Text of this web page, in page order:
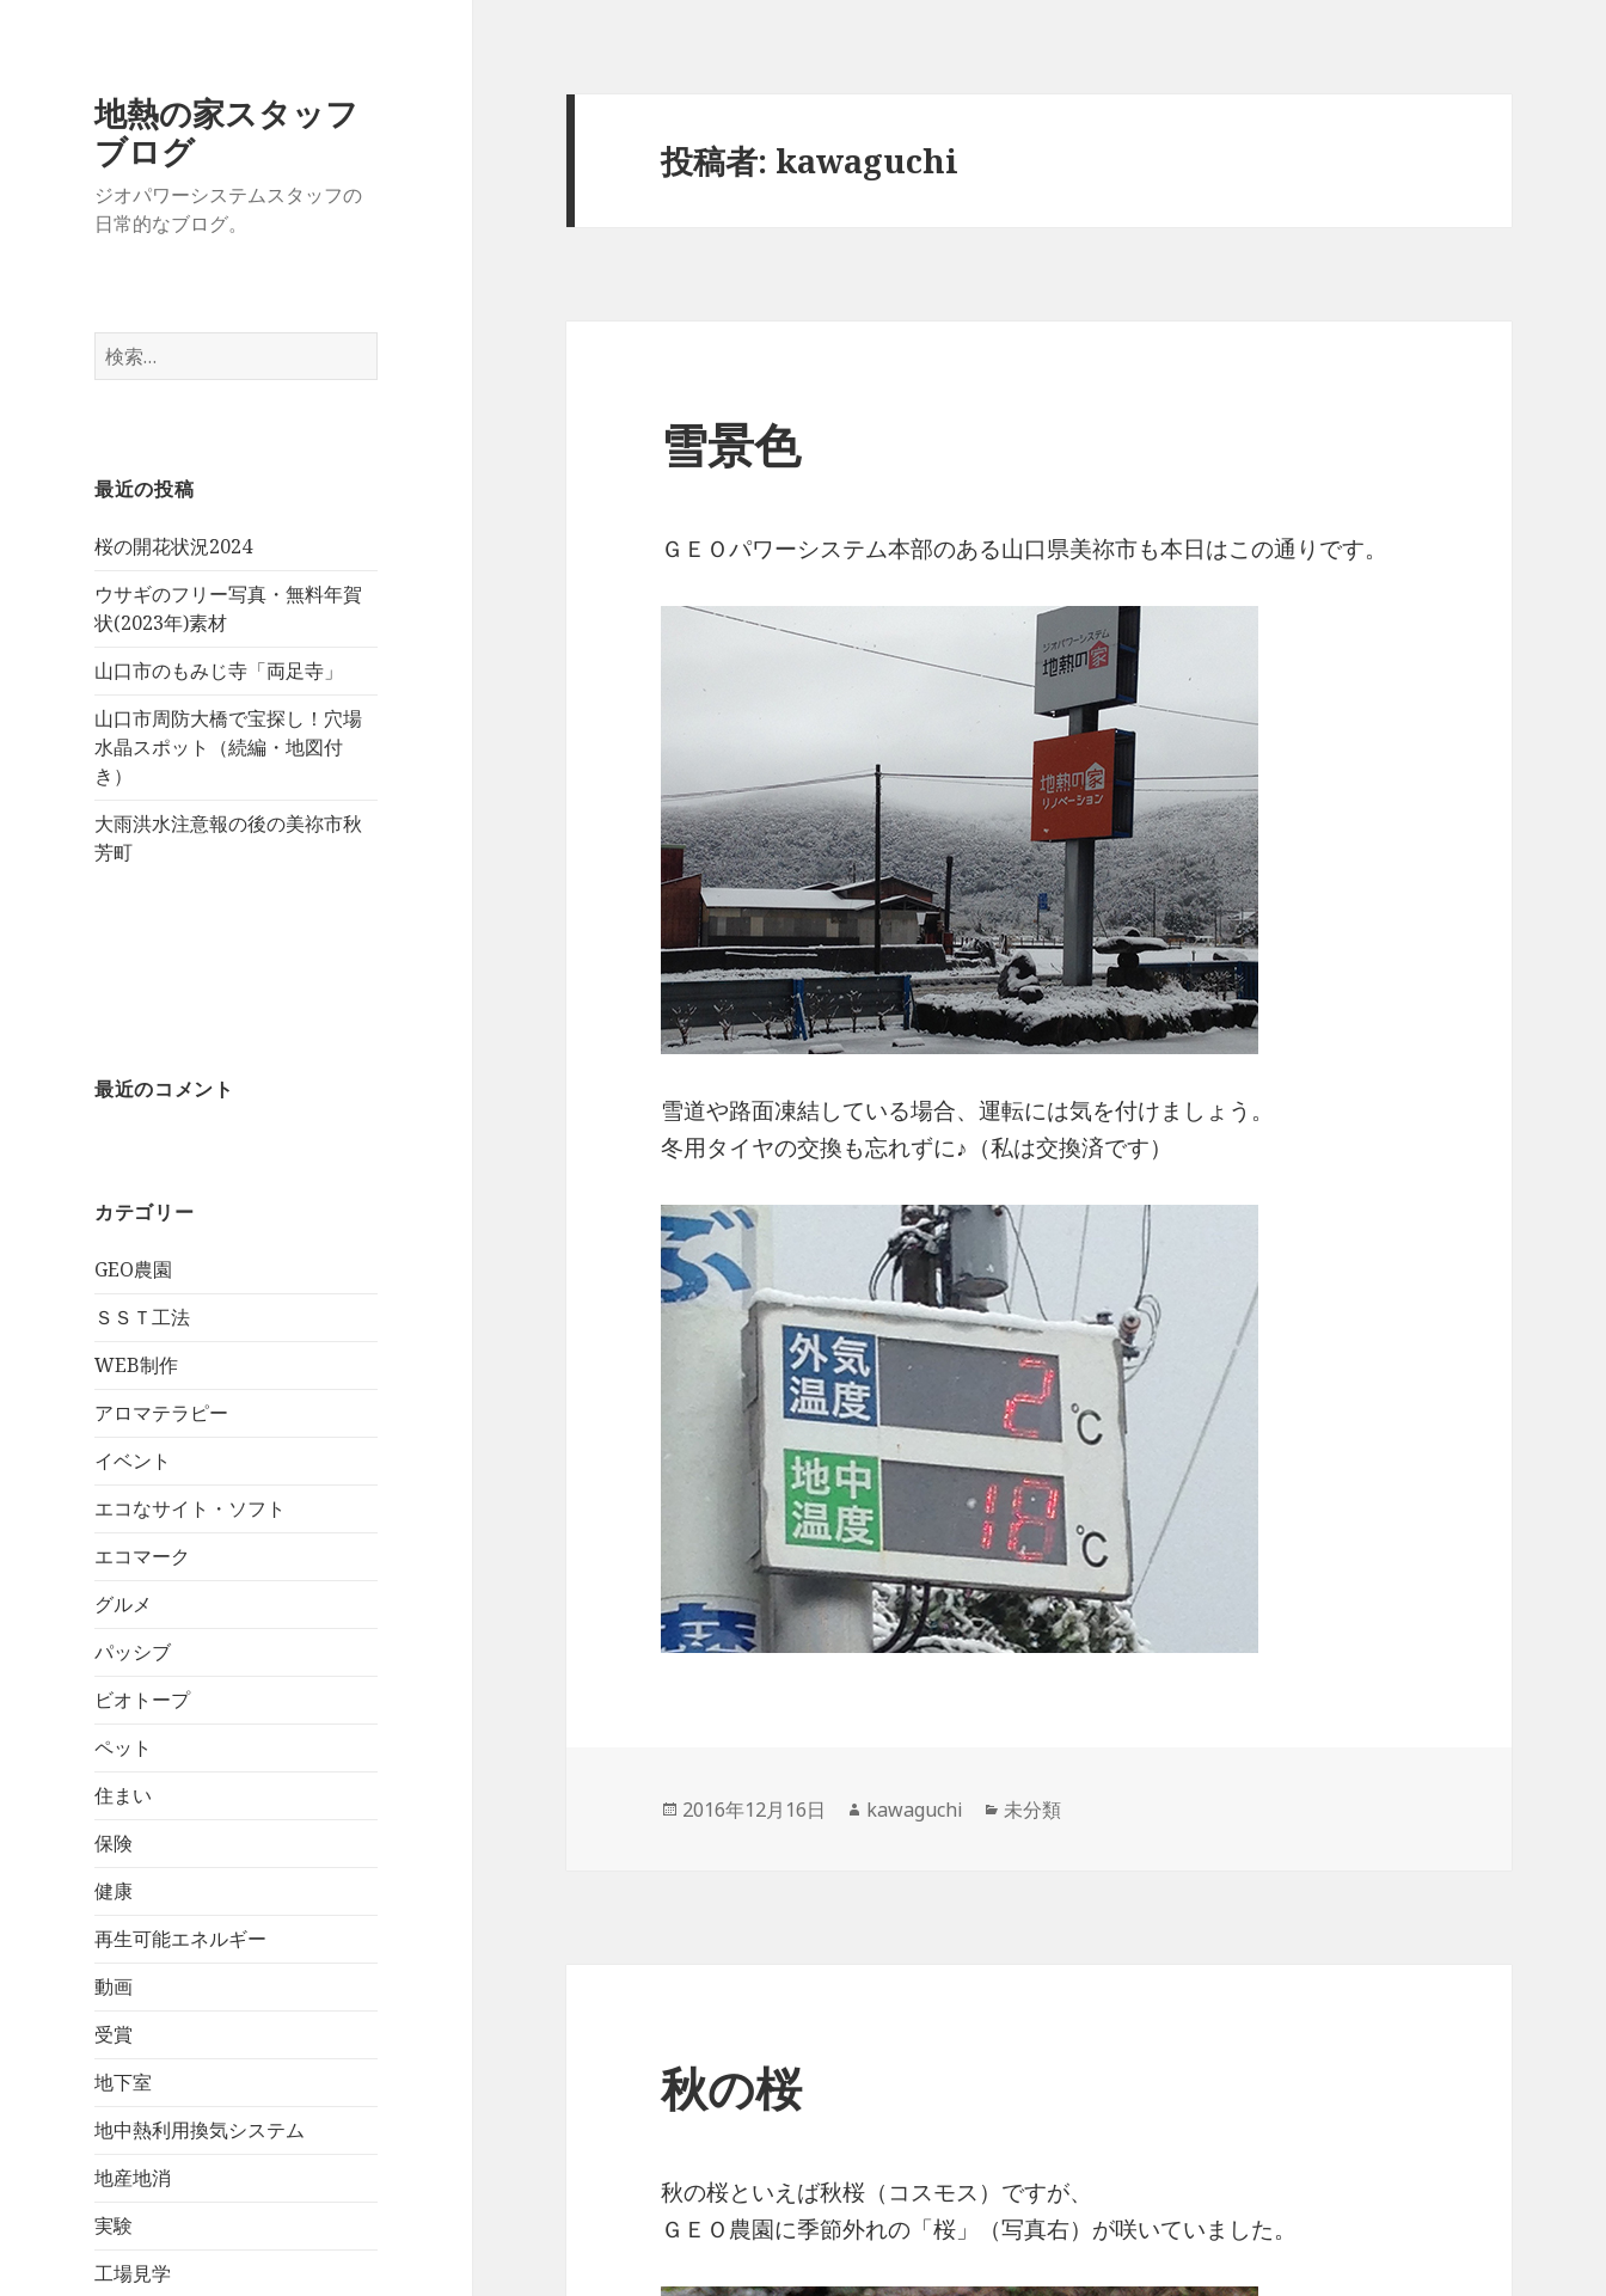
地熱の家スタッフ
ブログ
ジオパワーシステムスタッフの
日常的なブログ。
検
索:
最近の投稿
桜の開花状況2024
ウサギのフリー写真・無料年賀
状(2023年)素材
山口市のもみじ寺「両足寺」
山口市周防大橋で宝探し！穴場
水晶スポット（続編・地図付
き）
大雨洪水注意報の後の美祢市秋
芳町
最近のコメント
カテゴリー
GEO農園
ＳＳＴ工法
WEB制作
アロマテラピー
イベント
エコなサイト・ソフト
エコマーク
グルメ
パッシブ
ビオトープ
ペット
住まい
保険
健康
再生可能エネルギー
動画
受賞
地下室
地中熱利用換気システム
地産地消
実験
工場見学
投稿者: kawaguchi
雪景色
ＧＥＯパワーシステム本部のある山口県美祢市も本日はこの通りです。
雪道や路面凍結している場合、運転には気を付けましょう。
冬用タイヤの交換も忘れずに♪（私は交換済です）
投
2016年12月16日
作
kawaguchi
カ
未分類
秋の桜
秋の桜といえば秋桜（コスモス）ですが、
ＧＥＯ農園に季節外れの「桜」（写真右）が咲いていました。